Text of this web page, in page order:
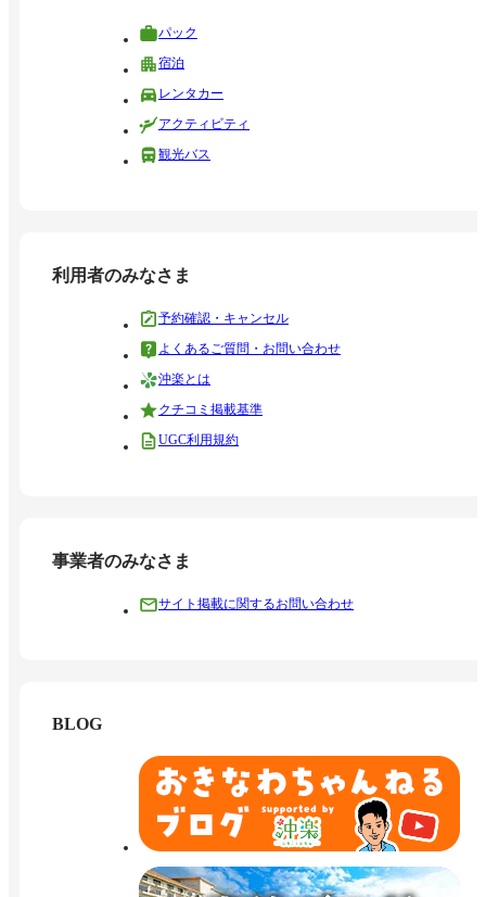
パック
宿泊
レンタカー
アクティビティ
観光バス
利用者のみなさま
予約確認・キャンセル
よくあるご質問・お問い合わせ
沖楽とは
クチコミ掲載基準
UGC利用規約
事業者のみなさま
サイト掲載に関するお問い合わせ
BLOG